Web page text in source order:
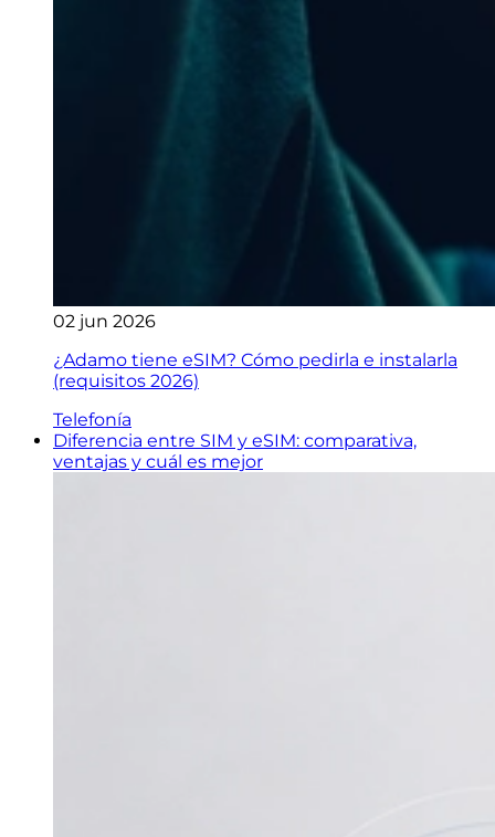
02 jun 2026
¿Adamo tiene eSIM? Cómo pedirla e instalarla
(requisitos 2026)
Telefonía
Diferencia entre SIM y eSIM: comparativa,
ventajas y cuál es mejor